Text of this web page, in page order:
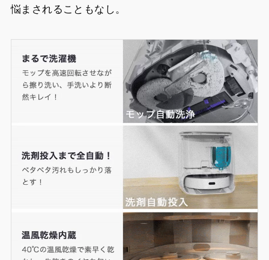
悩まされることもなし。